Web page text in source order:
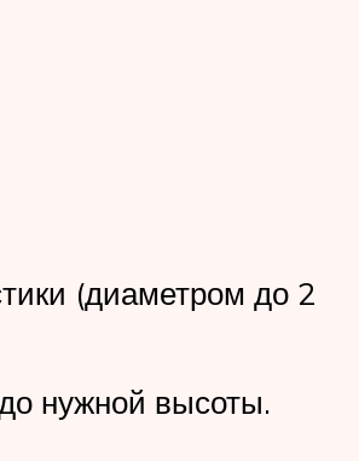
(диаметром до 2
нужной высоты.